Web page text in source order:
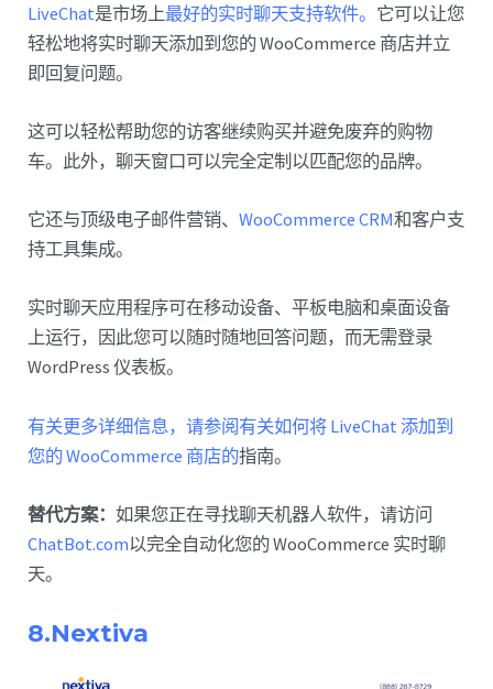
LiveChat是市场上最好的实时聊天支持软件。 它可以让您
轻松地将实时聊天添加到您的 WooCommerce 商店并立
即回复问题。
这可以轻松帮助您的访客继续购买并避免废弃的购物
车。此外，聊天窗口可以完全定制以匹配您的品牌。
它还与顶级电子邮件营销、WooCommerce CRM和客户支
持工具集成。
实时聊天应用程序可在移动设备、平板电脑和桌面设备
上运行，因此您可以随时随地回答问题，而无需登录
WordPress 仪表板。
有关更多详细信息，请参阅有关如何将 LiveChat 添加到
您的 WooCommerce 商店的指南。
替代方案：如果您正在寻找聊天机器人软件，请访问
ChatBot.com以完全自动化您的 WooCommerce 实时聊
天。
8.Nextiva